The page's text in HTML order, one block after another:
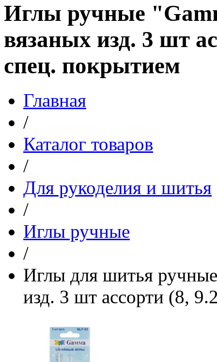
Иглы ручные
вязаных изд. 3 шт
спец. покрытием
Главная
/
Каталог товаров
/
Для рукоделия и шитья
/
Иглы ручные
/
Иглы для шитья
изд. 3 шт ассорти (8,